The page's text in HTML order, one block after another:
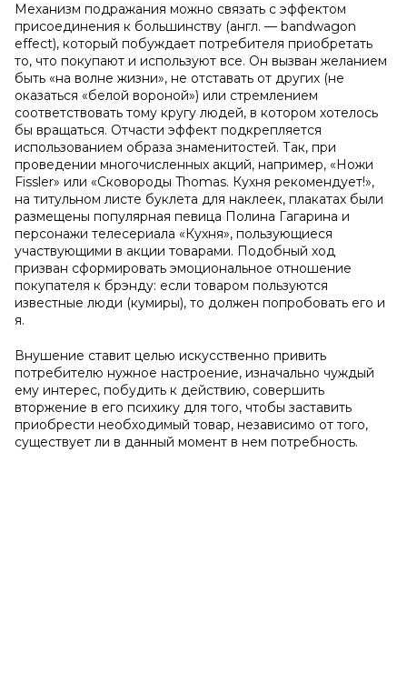
Механизм подражания можно связать с эффектом
присоединения к большинству (англ. — bandwagon
effect), который побуждает потребителя приобретать
то, что покупают и используют все. Он вызван желанием
быть «на волне жизни», не отставать от других (не
оказаться «белой вороной») или стремлением
соответствовать тому кругу людей, в котором хотелось
бы вращаться. Отчасти эффект подкрепляется
использованием образа знаменитостей. Так, при
проведении многочисленных акций, например, «Ножи
Fissler» или «Сковороды Thomas. Кухня рекомендует!»,
на титульном листе буклета для наклеек, плакатах были
размещены популярная певица Полина Гагарина и
персонажи телесериала «Кухня», пользующиеся
участвующими в акции товарами. Подобный ход
призван сформировать эмоциональное отношение
покупателя к брэнду: если товаром пользуются
известные люди (кумиры), то должен попробовать его и
я.
Внушение ставит целью искусственно привить
потребителю нужное настроение, изначально чуждый
ему интерес, побудить к действию, совершить
вторжение в его психику для того, чтобы заставить
приобрести необходимый товар, независимо от того,
существует ли в данный момент в нем потребность.